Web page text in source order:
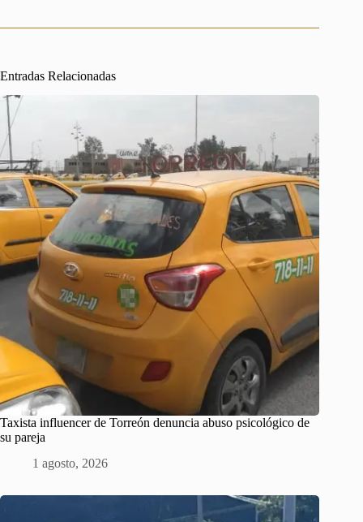
Entradas Relacionadas
Taxista influencer de Torreón denuncia abuso psicológico de
su pareja
1 agosto, 2026